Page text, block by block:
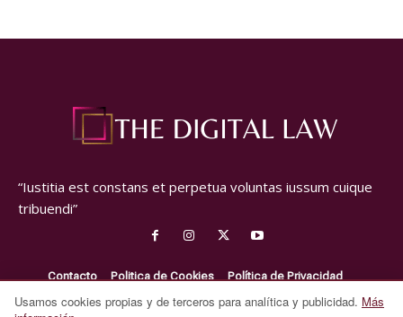
Usamos cookies propias y de terceros para analítica y publicidad. Más
“Iustitia est constans et perpetua voluntas iussum cuique
tribuendi”
Contacto Politica de Cookies
Política de Privacidad